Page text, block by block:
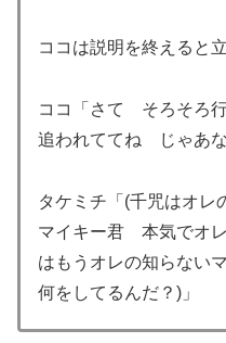
ココは説明を終えると
ココ「さて そろそろ
追われててね じゃあな
タケミチ「(千咒はオ
マイキー君 本気でオ
はもうオレの知らな
何をしてるんだ？)」